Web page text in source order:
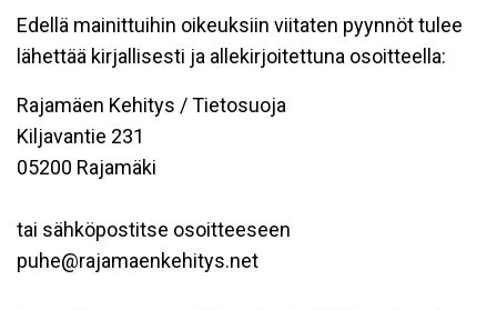
Edellä mainittuihin oikeuksiin viitaten pyynnöt tulee
lähettää kirjallisesti ja allekirjoitettuna osoitteella:
Rajamäen Kehitys / Tietosuoja
Kiljavantie 231
05200 Rajamäki
tai sähköpostitse osoitteeseen
puhe@rajamaenkehitys.net